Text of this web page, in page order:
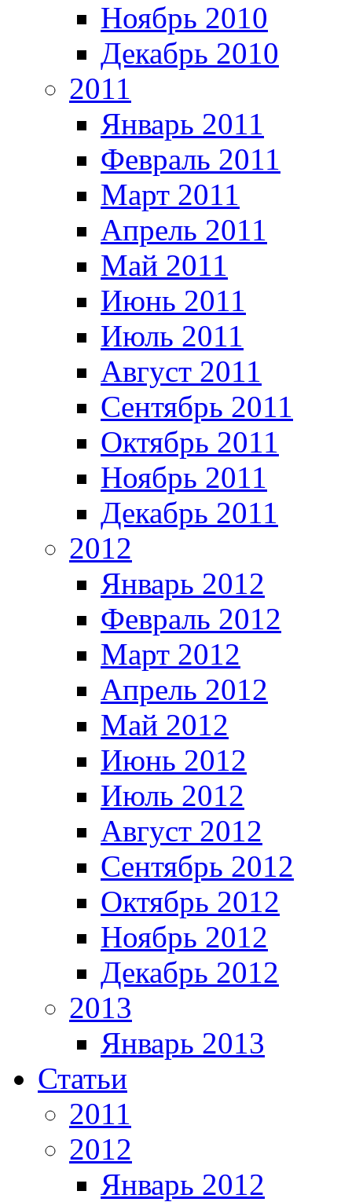
Ноябрь 2010
Декабрь 2010
2011
Январь 2011
Февраль 2011
Март 2011
Апрель 2011
Май 2011
Июнь 2011
Июль 2011
Август 2011
Сентябрь 2011
Октябрь 2011
Ноябрь 2011
Декабрь 2011
2012
Январь 2012
Февраль 2012
Март 2012
Апрель 2012
Май 2012
Июнь 2012
Июль 2012
Август 2012
Сентябрь 2012
Октябрь 2012
Ноябрь 2012
Декабрь 2012
2013
Январь 2013
Статьи
2011
2012
Январь 2012